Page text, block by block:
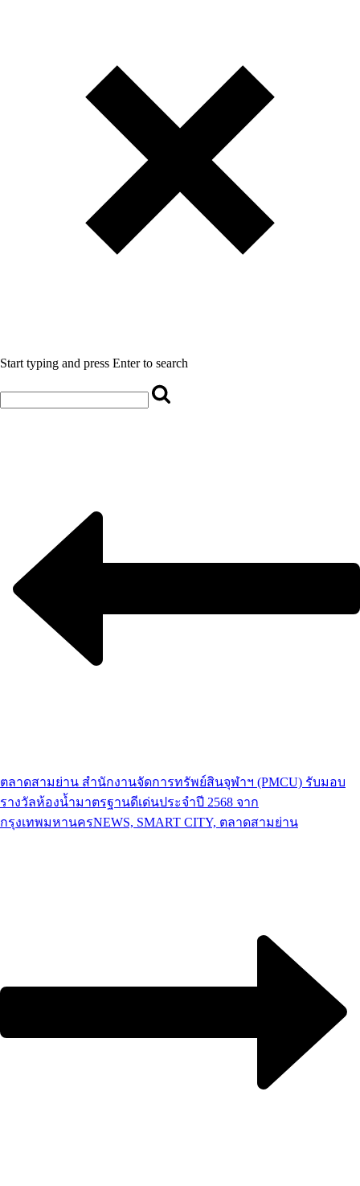
Start typing and press Enter to search
ตลาดสามย่าน สำนักงานจัดการทรัพย์สินจุฬาฯ (PMCU) รับมอบ
รางวัลห้องน้ำมาตรฐานดีเด่นประจำปี 2568 จาก
กรุงเทพมหานครNEWS, SMART CITY, ตลาดสามย่าน